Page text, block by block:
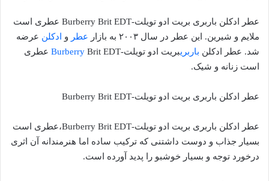
عطر ادکلن باربری بریت ادو تویلت-Burberry Brit EDT عطری است
ملایم و شیرین. این عطر در سال ۲۰۰۳ به بازار
عطر و ادکلن عرضه
شد. عطر ادکلن باربریبریت ادو تویلت- Burberry Brit EDT عطری
است زنانه و شیک.
عطر ادکلن باربری بریت ادو تویلت-Burberry Brit EDT
عطر ادکلن باربری بریت ادو تویلت-Burberry Brit EDT،عطری است
بسیار جذاب و دوست داشتنی که ترکیب ساده اما هنرمندانه آن اثری
درخورد توجه و بسیار خوشبو را پدید آورده است.